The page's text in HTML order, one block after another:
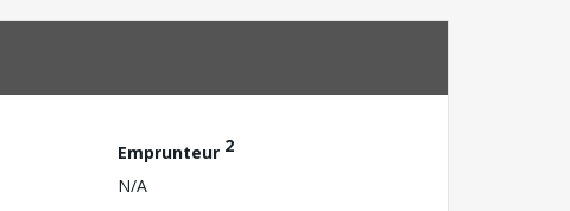
Emprunteur 2
N/A